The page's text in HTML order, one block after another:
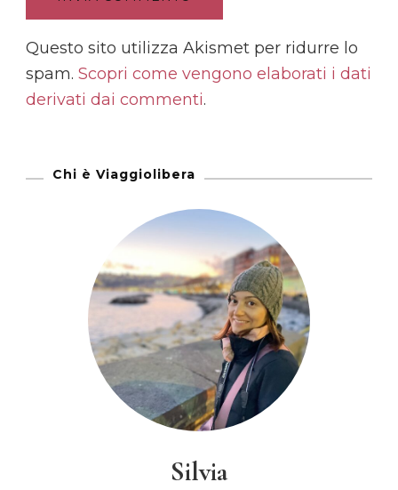
Questo sito utilizza Akismet per ridurre lo
spam. Scopri come vengono elaborati i dati
derivati dai commenti.
Chi è Viaggiolibera
Silvia